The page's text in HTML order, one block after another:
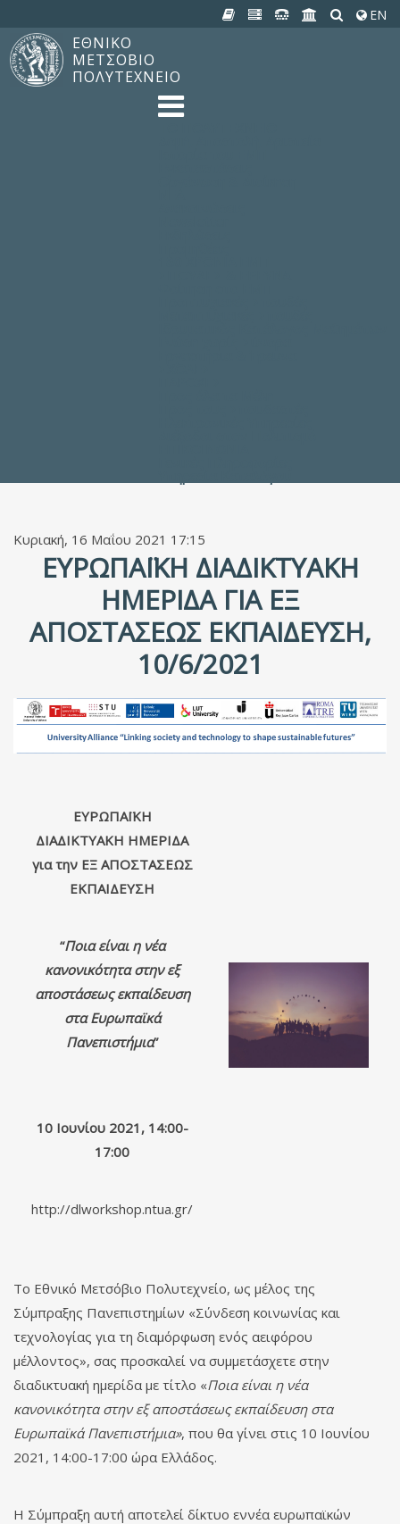
EN
ΕΘΝΙΚΟ
ΜΕΤΣΟΒΙΟ
ΠΟΛΥΤΕΧΝΕΙΟ
Κυριακή, 16 Μαΐου 2021 17:15
ΕΥΡΩΠΑΪΚΉ ΔΙΑΔΙΚΤΥΑΚΉ
ΗΜΕΡΊΔΑ ΓΙΑ ΕΞ
ΑΠΟΣΤΆΣΕΩΣ ΕΚΠΑΊΔΕΥΣΗ,
10/6/2021
ΕΥΡΩΠΑΪΚΗ
ΔΙΑΔΙΚΤΥΑΚΗ ΗΜΕΡΙΔΑ
για την ΕΞ ΑΠΟΣΤΑΣΕΩΣ
ΕΚΠΑΙΔΕΥΣΗ
“Ποια είναι η νέα
κανονικότητα στην εξ
αποστάσεως εκπαίδευση
στα Ευρωπαϊκά
Πανεπιστήμια”
10 Ιουνίου 2021, 14:00-
17:00
http://dlworkshop.ntua.gr/
Το Εθνικό Μετσόβιο Πολυτεχνείο, ως μέλος της
Σύμπραξης Πανεπιστημίων «Σύνδεση κοινωνίας και
τεχνολογίας για τη διαμόρφωση ενός αειφόρου
μέλλοντος», σας προσκαλεί να συμμετάσχετε στην
διαδικτυακή ημερίδα με τίτλο «Ποια είναι η νέα
κανονικότητα στην εξ αποστάσεως εκπαίδευση στα
Ευρωπαϊκά Πανεπιστήμια», που θα γίνει στις 10 Ιουνίου
2021, 14:00-17:00 ώρα Ελλάδος.
Η Σύμπραξη αυτή αποτελεί δίκτυο εννέα ευρωπαϊκών